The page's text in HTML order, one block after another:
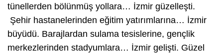
tünellerden bölünmüş yollara… İzmir güzelleşti.
Şehir hastanelerinden eğitim yatırımlarına… İzmir
büyüdü. Barajlardan sulama tesislerine, gençlik
merkezlerinden stadyumlara… İzmir gelişti. Güzel